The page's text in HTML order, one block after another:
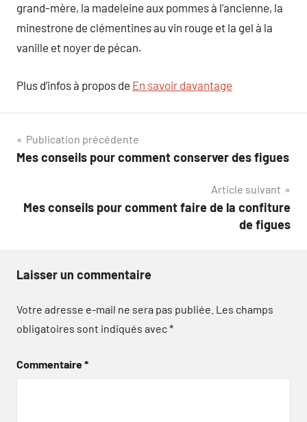
grand-mère, la madeleine aux pommes à l’ancienne, la
minestrone de clémentines au vin rouge et la gel à la
vanille et noyer de pécan.
Plus d’infos à propos de En savoir davantage
Navigation
de
Publication précédente
Mes conseils pour comment conserver des figues
Article suivant
Mes conseils pour comment faire de la confiture
de figues
Laisser un commentaire
Votre adresse e-mail ne sera pas publiée. Les champs
obligatoires sont indiqués avec*
Commentaire*